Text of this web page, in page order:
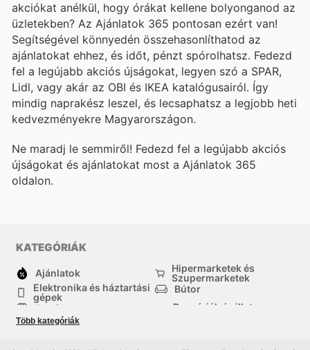
akciókat anélkül, hogy órákat kellene bolyonganod az
üzletekben? Az Ajánlatok 365 pontosan ezért van!
Segítségével könnyedén összehasonlíthatod az
ajánlatokat ehhez, és időt, pénzt spórolhatsz. Fedezd
fel a legújabb akciós újságokat, legyen szó a SPAR,
Lidl, vagy akár az OBI és IKEA katalógusairól. Így
mindig naprakész leszel, és lecsaphatsz a legjobb heti
kedvezményekre Magyarországon.
Ne maradj le semmiről! Fedezd fel a legújabb akciós
újságokat és ajánlatokat most a Ajánlatok 365
oldalon.
KATEGÓRIÁK
Ajánlatok
Hipermarketek és
Szupermarketek
Elektronika és háztartási
gépek
Bútor
Ruházat
Drogériák és illatszer-
háztartási cikkek
Több kategóriák